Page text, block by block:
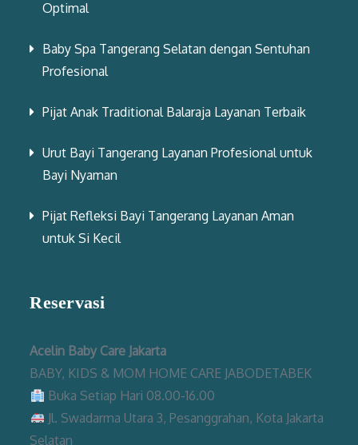
Optimal
Baby Spa Tangerang Selatan dengan Sentuhan
Profesional
Pijat Anak Traditional Balaraja Layanan Terbaik
Urut Bayi Tangerang Layanan Profesional untuk
Bayi Nyaman
Pijat Refleksi Bayi Tangerang Layanan Aman
untuk Si Kecil
Reservasi
Acelin Baby Care Jakarta
BABY, KIDS & MOM HOME CARE JABODETABEK
Buka Setiap Hari 08.00-16.00
Jl. Swadarma Utara 3, Pesanggrahan, Kota Jakarta
Selatan